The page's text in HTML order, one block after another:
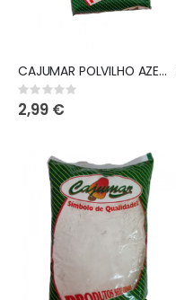
CAJUMAR POLVILHO AZEDO 500GR (desc)
Rating:
0%
2,99 €